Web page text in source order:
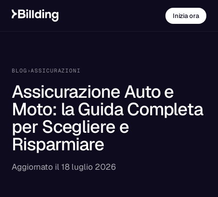
Inizia ora
BLOG ›ASSICURAZIONI
Assicurazione Auto e
Moto: la Guida Completa
per Scegliere e
Risparmiare
Aggiornato il 18 luglio 2026